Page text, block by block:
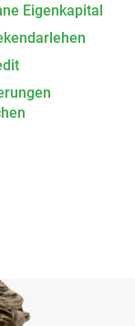
Eigenkapital